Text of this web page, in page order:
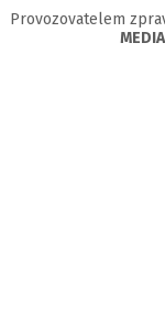
Provozovatelem